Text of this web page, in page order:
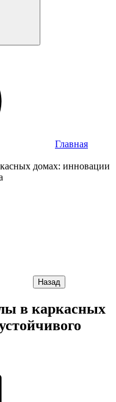
Главная
домах: инновации
Назад
в каркасных